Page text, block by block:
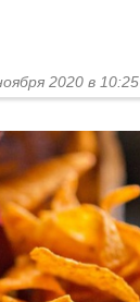
2020 в 10:25